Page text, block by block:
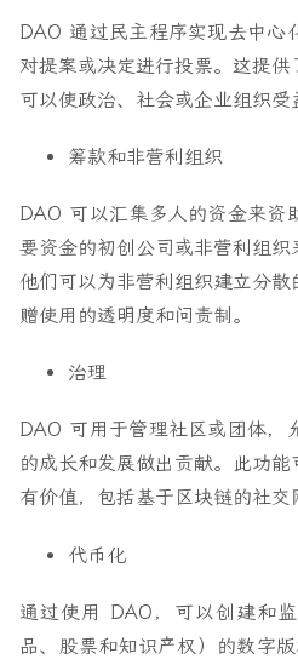
DAO 通过民主程序实现去中心
对提案或决定进行投票。这提供
可以使政治、社会或企业组织受
筹款和非营利组织
DAO 可以汇集多人的资金来资
要资金的初创公司或非营利组织
他们可以为非营利组织建立分
赠使用的透明度和问责制。
治理
DAO 可用于管理社区或团体，
的成长和发展做出贡献。此功
有价值，包括基于区块链的社交
代币化
通过使用 DAO，可以创建和
品、股票和知识产权）的数字